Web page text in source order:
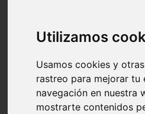
Utilizamos
Usamos cookies y
rastreo para mejorar tu
navegación en nuestra
mostrarte contenidos